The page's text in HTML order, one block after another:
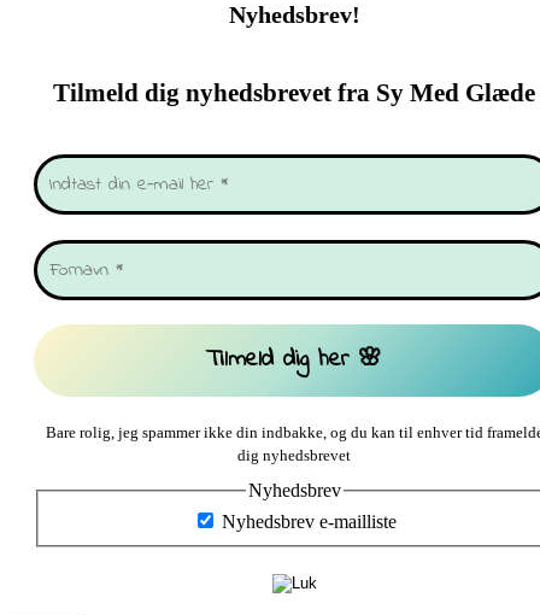
Nyhedsbrev!
Tilmeld dig nyhedsbrevet fra Sy Med Glæde
Bare rolig, jeg spammer ikke din indbakke, og du kan til enhver tid
dig nyhedsbrevet
Nyhedsbrev
Nyhedsbrev e-mailliste